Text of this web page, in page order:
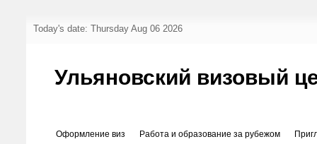
Today's date: Thursday Aug 06 2026
Ульяновский визовый
Оформление виз Работа и образование за рубежом